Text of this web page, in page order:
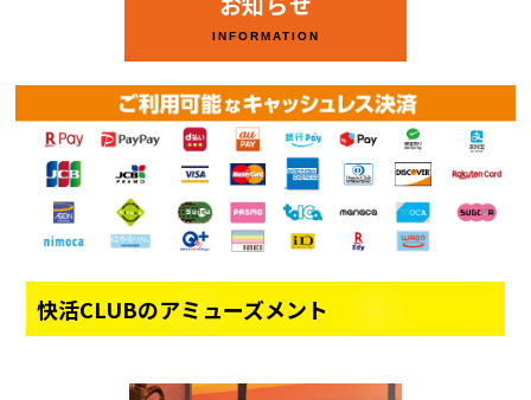
INFORMATION
快活CLUBのアミューズメント